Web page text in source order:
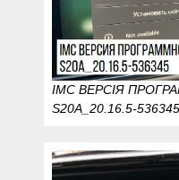
IMC ВЕРСІЯ
S20A_20.16.5-536345